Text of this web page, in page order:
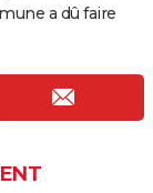
a dû faire